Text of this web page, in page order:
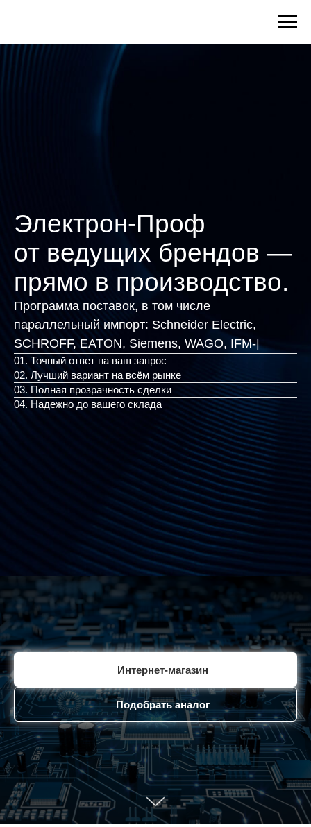
Электрон-Проф
от ведущих брендов —
прямо в производство.
Программа поставок, в том числе
параллельный импорт: Schneider Electric,
SCHROFF, EATON, Siemen|
01. Точный ответ на ваш запрос
02. Лучший вариант на всём рынке
03. Полная прозрачность сделки
04. Надежно до вашего склада
Интернет-магазин
Подобрать аналог